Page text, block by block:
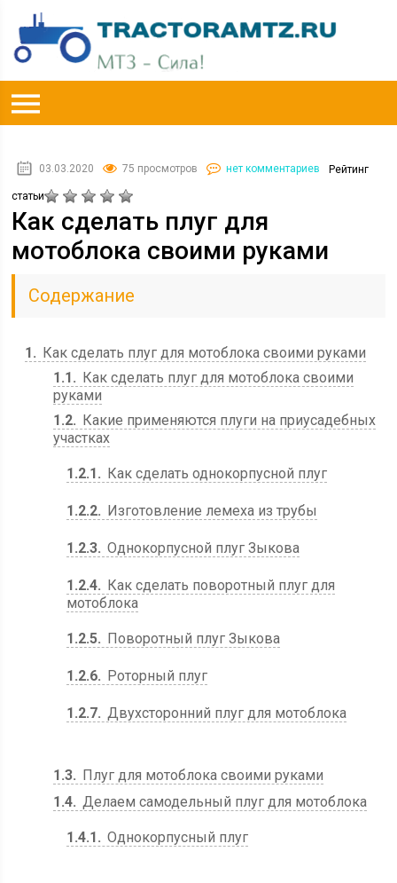
03.03.2020 75 просмотров нет комментариев Рейтинг
статьи
Как сделать плуг для
мотоблока своими руками
Содержание
1
Как сделать плуг для мотоблока своими руками
1.1
Как сделать плуг для мотоблока своими
руками
1.2
Какие применяются плуги на приусадебных
участках
1.2.1 Как сделать однокорпусной плуг
1.2.2 Изготовление лемеха из трубы
1.2.3 Однокорпусной плуг Зыкова
1.2.4
Как сделать поворотный плуг для
мотоблока
1.2.5 Поворотный плуг Зыкова
1.2.6 Роторный плуг
1.2.7 Двухсторонний плуг для мотоблока
1.3
Плуг для мотоблока своими руками
1.4 Делаем самодельный плуг для мотоблока
1.4.1 Однокорпусный плуг